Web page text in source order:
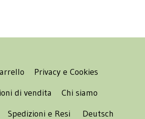
Privacy e Cookies
di vendita
Chi siamo
Spedizioni e Resi Deutsch